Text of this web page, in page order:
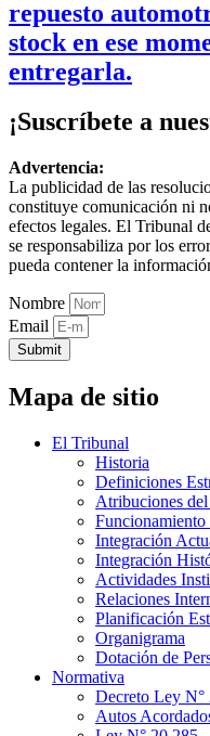
repuesto
stock en ese
entregarla.
¡Suscríbete a
Advertencia:
La publicidad de las
constituye comunicación ni
efectos legales. El Tribunal
se responsabiliza por los
pueda contener la
Nombre
Email
Submit
Mapa de sitio
El Tribunal
Historia
Definiciones
Atribuciones
Integración
Integración
Actividades
Relaciones
Planificación
Organigrama
Dotación de
Normativa
Decreto Ley N°
Autos